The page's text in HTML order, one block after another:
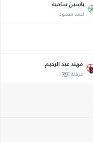
ياسين سامية
احمد محمود
مهند عبد الرحيم
عرقلة